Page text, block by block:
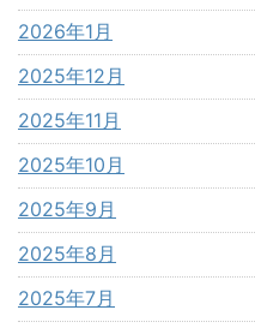
2026年1月
2025年12月
2025年11月
2025年10月
2025年9月
2025年8月
2025年7月